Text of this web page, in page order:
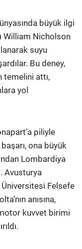
büyük ilgi
William Nicholson
suyu
Bu deney,
temelini attı,
yol
piliyle
ona büyük
Lombardiya
Avusturya
Felsefe
anısına,
kuvvet birimi